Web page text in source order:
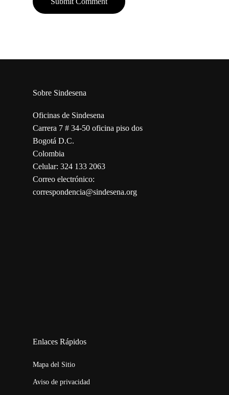
Sobre Sindesena
Oficinas de Sindesena
Carrera 7 # 34-50 oficina piso dos
Bogotá D.C.
Colombia
Celular: 324 133 2063
Correo electrónico:
correspondencia@sindesena.org
Enlaces Rápidos
Mapa del Sitio
Aviso de privacidad